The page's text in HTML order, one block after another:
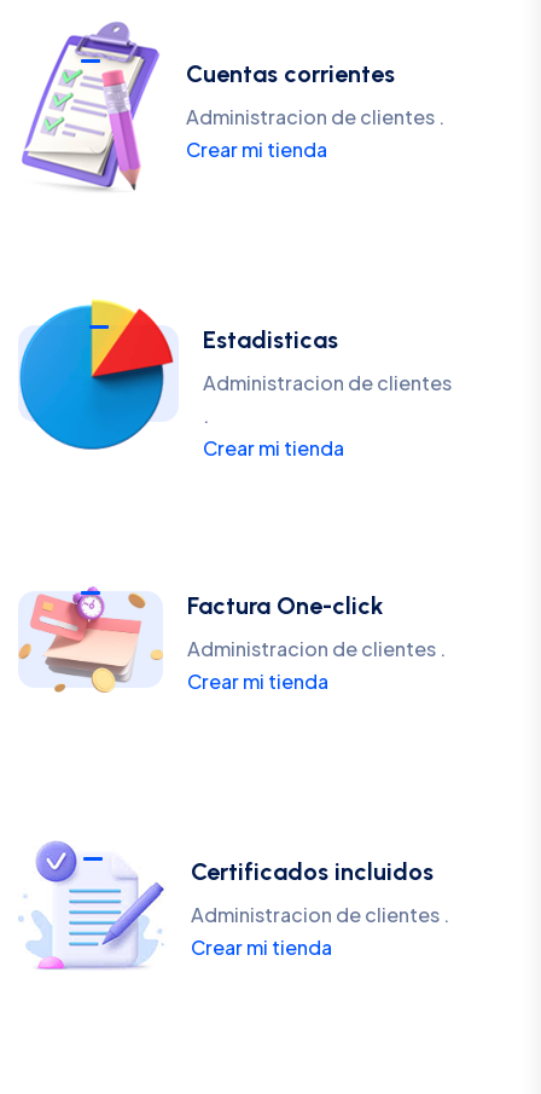
Cuentas corrientes
Administracion de clientes .
Crear mi tienda
Estadisticas
Administracion de clientes
.
Crear mi tienda
Factura One-click
Administracion de clientes .
Crear mi tienda
Certificados incluidos
Administracion de clientes .
Crear mi tienda